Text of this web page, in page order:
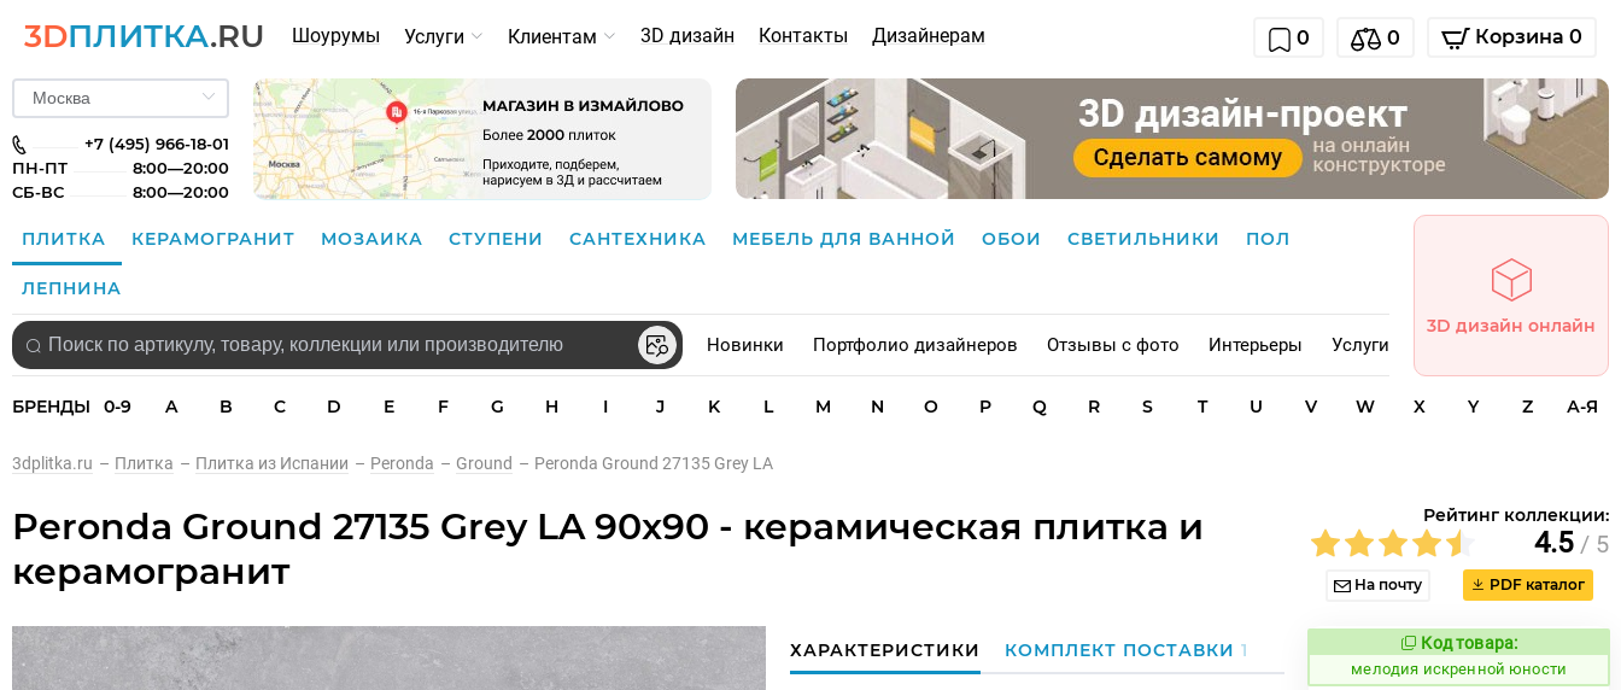
3DПЛИТКА.RU Шоурумы Услуги Клиентам 3D дизайн Контакты Дизайнерам 0 0 Корзина 0
+7 (495) 966-18-01
ПН-ПТ
8:00—20:00
СБ-ВС
8:00—20:00
ПЛИТКА КЕРАМОГРАНИТ МОЗАИКА СТУПЕНИ САНТЕХНИКА МЕБЕЛЬ ДЛЯ ВАННОЙ ОБОИ СВЕТИЛЬНИКИ ПОЛ
ЛЕПНИНА
Новинки Портфолио дизайнеров Отзывы с фото Интерьеры Услуги
3D дизайн онлайн
БРЕНДЫ 0-9 A B C D E F G H I J K L M N O P Q R S T U V W X Y Z А-Я
3dplitka.ru – Плитка – Плитка из Испании – Peronda – Ground – Peronda Ground 27135 Grey LA
Peronda Ground 27135 Grey LA 90x90 - керамическая плитка и
керамогранит
Рейтинг коллекции:
4.5 / 5
На почту PDF каталог
ХАРАКТЕРИСТИКИ КОМПЛЕКТ ПОСТАВКИ1 Код товара:
957748 Код товара:
мелодия искренной юности